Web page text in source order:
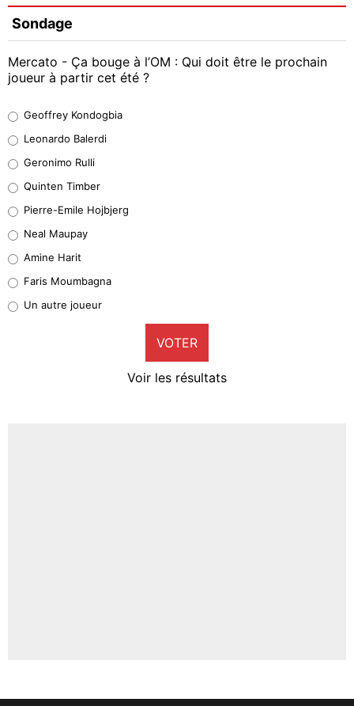
Sondage
Mercato - Ça bouge à l’OM : Qui doit être le prochain
joueur à partir cet été ?
38%
32%
5%
1%
9%
Geoffrey Kondogbia
Leonardo Balerdi
Geronimo Rulli
Quinten Timber
Pierre-Emile Hojbjerg
Neal Maupay
Amine Harit
Faris Moumbagna
Un autre joueur
VOTER
Voir les résultats